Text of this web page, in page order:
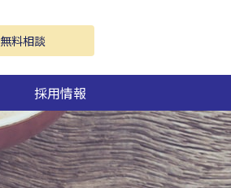
無料相談
採用情報